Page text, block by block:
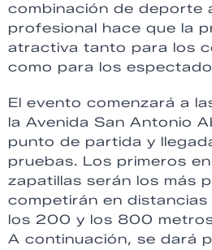
combinación de deporte
profesional hace que la
atractiva tanto para los
como para los
El evento comenzará a
la Avenida San Antonio
punto de partida y
pruebas. Los primeros
zapatillas serán los más
competirán en
los 200 y los 800
A continuación, se dará